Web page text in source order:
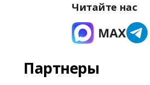
Читайте нас
Партнеры